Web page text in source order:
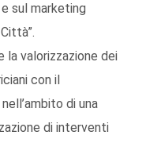
sul marketing
la valorizzazione dei
con il
di una
di interventi